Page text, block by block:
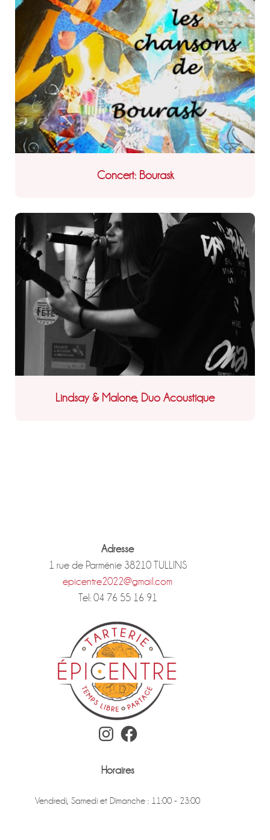
Concert: Bourask
Lindsay & Malone, Duo Acoustique
Adresse
1 rue de Parménie 38210 TULLINS
epicentre2022@gmail.com
Tel: 04 76 55 16 91
Instagram Facebook
Horaires
Vendredi, Samedi et Dimanche : 11:00 - 23:00